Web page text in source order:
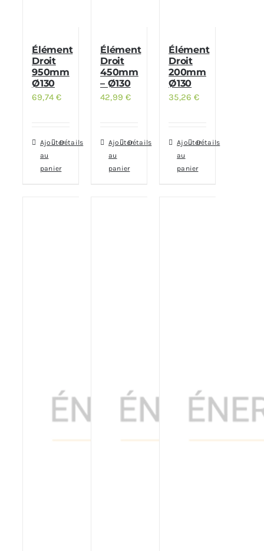
Élément
Droit
950mm
Ø130
69,74€
Ajouter
au
panier
Détails
Élément
Droit
450mm
– Ø130
42,99€
Ajouter
au
panier
Détails
Élément
Droit
200mm
Ø130
35,26€
Ajouter
au
panier
Détails